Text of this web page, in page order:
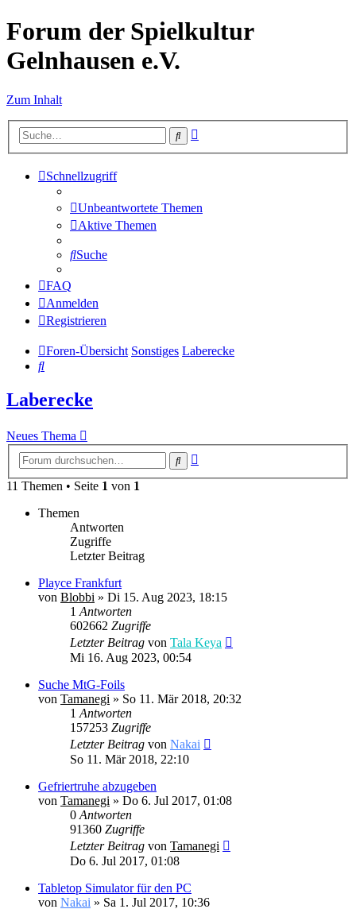
Forum der Spielkultur
Gelnhausen e.V.
Zum Inhalt
Suche
Schnellzugriff
Unbeantwortete Themen
Aktive Themen
Suche
FAQ
Anmelden
Registrieren
Foren-Übersicht Sonstiges Laberecke
Suche
Laberecke
Neues Thema
Suche
11 Themen • Seite 1 von 1
Themen
Antworten
Zugriffe
Letzter Beitrag
Playce Frankfurt
von Blobbi » Di 15. Aug 2023, 18:15
1 Antworten
602662 Zugriffe
Letzter Beitrag von Tala Keya
Mi 16. Aug 2023, 00:54
Suche MtG-Foils
von Tamanegi » So 11. Mär 2018, 20:32
1 Antworten
157253 Zugriffe
Letzter Beitrag von Nakai
So 11. Mär 2018, 22:10
Gefriertruhe abzugeben
von Tamanegi » Do 6. Jul 2017, 01:08
0 Antworten
91360 Zugriffe
Letzter Beitrag von Tamanegi
Do 6. Jul 2017, 01:08
Tabletop Simulator für den PC
von Nakai » Sa 1. Jul 2017, 10:36